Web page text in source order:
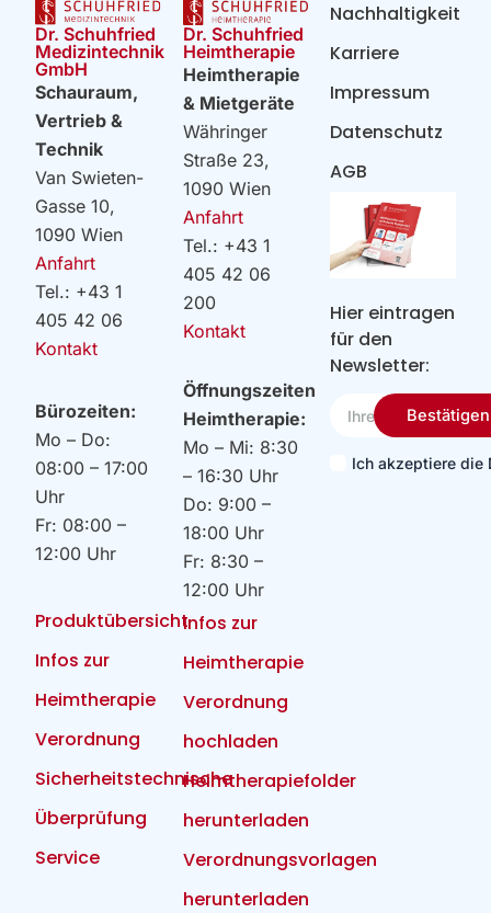
Dr. Schuhfried
Medizintechnik
GmbH
Schauraum,
Vertrieb &
Technik
Van Swieten-
Gasse 10,
1090 Wien
Anfahrt
Tel.: +43 1
405 42 06
Kontakt
Bürozeiten:
Mo – Do:
08:00 – 17:00
Uhr
Fr: 08:00 –
12:00 Uhr
Produktübersicht
Infos zur
Heimtherapie
Verordnung
Sicherheitstechnische
Überprüfung
Service
Dr. Schuhfried
Heimtherapie
Heimtherapie
& Mietgeräte
Währinger
Straße 23,
1090 Wien
Anfahrt
Tel.: +43 1
405 42 06
200
Kontakt
Öffnungszeiten
Heimtherapie:
Mo – Mi: 8:30
– 16:30 Uhr
Do: 9:00 –
18:00 Uhr
Fr: 8:30 –
12:00 Uhr
Infos zur
Heimtherapie
Verordnung
hochladen
Heimtherapiefolder
herunterladen
Verordnungsvorlagen
herunterladen
Hier eintragen
für den
Newsletter:
Email
Ich akzeptiere die
Bestätigen
Nachhaltigkeit
Karriere
Impressum
Datenschutz
AGB